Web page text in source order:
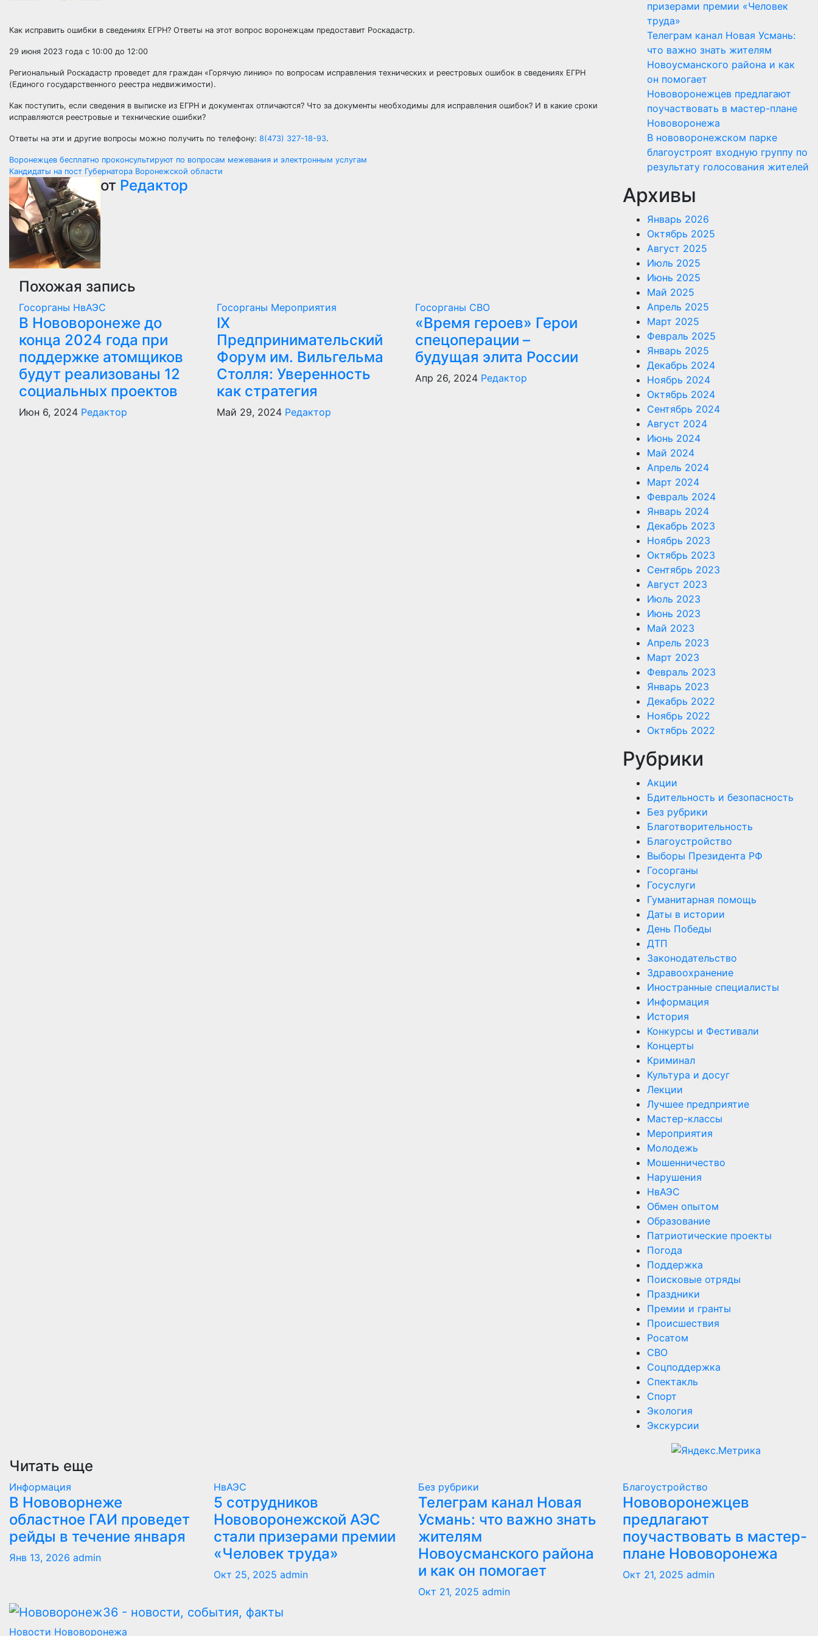
Как исправить ошибки в сведениях ЕГРН? Ответы на этот вопрос воронежцам предоставит Роскадастр.
29 июня 2023 года с 10:00 до 12:00
Региональный Роскадастр проведет для граждан «Горячую линию» по вопросам исправления технических и реестровых ошибок в сведениях ЕГРН
(Единого государственного реестра недвижимости).
Как поступить, если сведения в выписке из ЕГРН и документах отличаются? Что за документы необходимы для исправления ошибок? И в какие сроки
исправляются реестровые и технические ошибки?
Ответы на эти и другие вопросы можно получить по телефону: 8(473) 327-18-93.
Навигация
по
записям
Воронежцев бесплатно проконсультируют по вопросам межевания и электронным услугам
Кандидаты на пост Губернатора Воронежской области
от Редактор
Похожая запись
Госорганы НвАЭС
В Нововоронеже до
конца 2024 года при
поддержке атомщиков
будут реализованы 12
социальных проектов
Июн 6, 2024 Редактор
Госорганы Мероприятия
IX
Предпринимательский
Форум им. Вильгельма
Столля: Уверенность
как стратегия
Май 29, 2024 Редактор
Госорганы СВО
«Время героев» Герои
спецоперации –
будущая элита России
Апр 26, 2024 Редактор
призерами премии «Человек
труда»
Телеграм канал Новая Усмань:
что важно знать жителям
Новоусманского района и как
он помогает
Нововоронежцев предлагают
поучаствовать в мастер-плане
Нововоронежа
В нововоронежском парке
благоустроят входную группу по
результату голосования жителей
Архивы
Январь 2026
Октябрь 2025
Август 2025
Июль 2025
Июнь 2025
Май 2025
Апрель 2025
Март 2025
Февраль 2025
Январь 2025
Декабрь 2024
Ноябрь 2024
Октябрь 2024
Сентябрь 2024
Август 2024
Июнь 2024
Май 2024
Апрель 2024
Март 2024
Февраль 2024
Январь 2024
Декабрь 2023
Ноябрь 2023
Октябрь 2023
Сентябрь 2023
Август 2023
Июль 2023
Июнь 2023
Май 2023
Апрель 2023
Март 2023
Февраль 2023
Январь 2023
Декабрь 2022
Ноябрь 2022
Октябрь 2022
Рубрики
Акции
Бдительность и безопасность
Без рубрики
Благотворительность
Благоустройство
Выборы Президента РФ
Госорганы
Госуслуги
Гуманитарная помощь
Даты в истории
День Победы
ДТП
Законодательство
Здравоохранение
Иностранные специалисты
Информация
История
Конкурсы и Фестивали
Концерты
Криминал
Культура и досуг
Лекции
Лучшее предприятие
Мастер-классы
Мероприятия
Молодежь
Мошенничество
Нарушения
НвАЭС
Обмен опытом
Образование
Патриотические проекты
Погода
Поддержка
Поисковые отряды
Праздники
Премии и гранты
Происшествия
Росатом
СВО
Соцподдержка
Спектакль
Спорт
Экология
Экскурсии
Читать еще
Информация
В Нововорнеже
областное ГАИ проведет
рейды в течение января
Янв 13, 2026 admin
НвАЭС
5 сотрудников
Нововоронежской АЭС
стали призерами премии
«Человек труда»
Окт 25, 2025 admin
Без рубрики
Телеграм канал Новая
Усмань: что важно знать
жителям
Новоусманского района
и как он помогает
Окт 21, 2025 admin
Благоустройство
Нововоронежцев
предлагают
поучаствовать в мастер-
плане Нововоронежа
Окт 21, 2025 admin
Новости Нововоронежа